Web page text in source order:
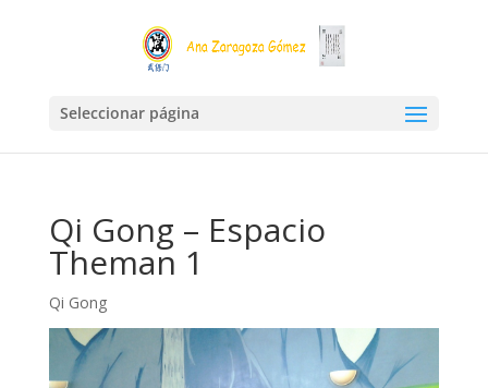
Seleccionar página
Qi Gong – Espacio
Theman 1
Qi Gong